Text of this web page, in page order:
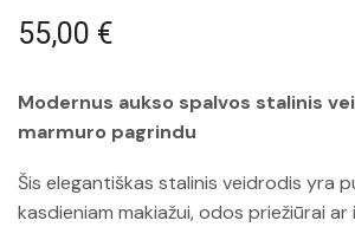
55,00 €
Modernus aukso spalvos stalinis
marmuro pagrindu
Šis elegantiškas stalinis veidrodis yra
kasdieniam makiažui, odos priežiūrai